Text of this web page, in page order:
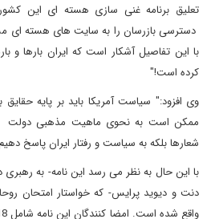
تعلیق برنامه غنی سازی هسته ای این
دسترسی بازرسان را به سایت های هسته ای
با این تفاصیل آشکار است که ایران بارها و
کرده است!"
وی افزود:" سیاست آمریکا باید بر پایه
ممکن است به نحوی ماهیت مذهبی دولت
شعارها بلکه به سیاست و رفتار ایران پاسخ
با این حال به نظر می رسد این نامه- به رهبری
دنت و دیوید پرایس- که خواستار امتحان